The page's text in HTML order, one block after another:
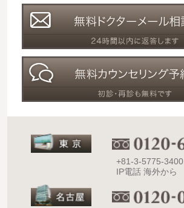
+81-3-5775-3400
IP電話 海外から